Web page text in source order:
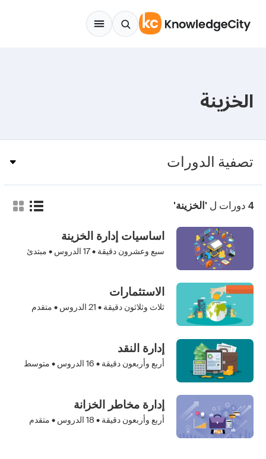
الخزينة
تصفية الدورات
4 دورات ل'الخزينة'
اساسيات إدارة الخزينة
سبع وعشرون دقيقة •17 الدروس • مبتدئ
الاستثمارات
ثلاث وثلاثون دقيقة • 21 الدروس • متقدم
إدارة النقد
أربع وأربعون دقيقة • 16 الدروس • متوسط
إدارة مخاطر الخزانة
أربع وأربعون دقيقة • 18 الدروس • متقدم